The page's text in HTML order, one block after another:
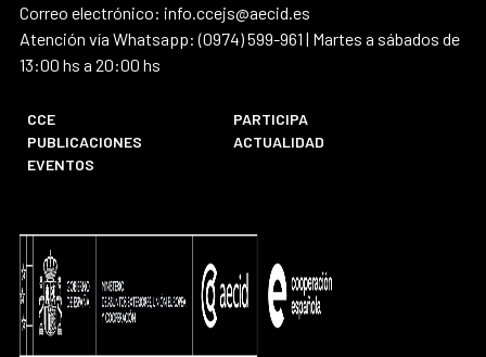
Correo electrónico: info.ccejs@aecid.es
Atención vía Whatsapp: (0974) 599-961 | Martes a sábados de
13:00 hs a 20:00 hs
CCE
PARTICIPA
PUBLICACIONES
ACTUALIDAD
EVENTOS